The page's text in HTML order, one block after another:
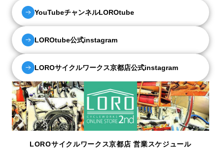
YouTubeチャンネルLOROtube
LOROtube公式instagram
LOROサイクルワークス京都店公式instagram
LOROサイクルワークス京都店 営業スケジュール